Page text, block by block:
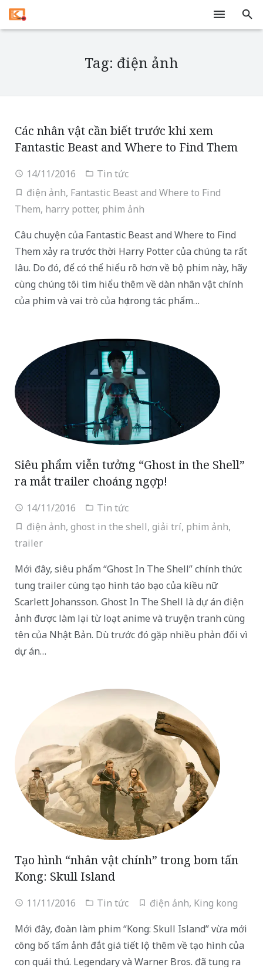
Tin tức
Liên hệ
Tag: điện ảnh
Các nhân vật cần biết trước khi xem
Fantastic Beast and Where to Find Them
14/11/2016
Tin tức
điện ảnh, Fantastic Beast and Where to Find
Them, harry potter, phim ảnh
Câu chuyện của Fantastic Beast and Where to Find
Them xảy ra trước thời Harry Potter của chúng ta rất
lâu. Do đó, để có thể hiểu rõ hơn về bộ phim này, hãy
cùng chúng tôi tìm hiểu thêm về dàn nhân vật chính
của phim và vai trò của họ trong tác phẩm…
Siêu phẩm viễn tưởng “Ghost in the Shell”
ra mắt trailer choáng ngợp!
14/11/2016
Tin tức
điện ảnh, ghost in the shell, giải trí, phim ảnh,
trailer
Mới đây, siêu phẩm “Ghost In The Shell” chính thức
tung trailer cùng tạo hình táo bạo của kiều nữ
Scarlett Johansson. Ghost In The Shell là dự án điện
ảnh được làm lại từ loạt anime và truyện tranh cùng
tên của Nhật Bản. Dù trước đó gặp nhiều phản đối vì
dự án…
Tạo hình “nhân vật chính” trong bom tấn
Kong: Skull Island
11/11/2016 Tin tức điện ảnh, King kong
Mới đây, đoàn làm phim “Kong: Skull Island” vừa mới
công bố tấm ảnh đắt giá tiết lộ thêm về tạo hình của
con quái thú. Legendary và Warner Bros. đã tung ra